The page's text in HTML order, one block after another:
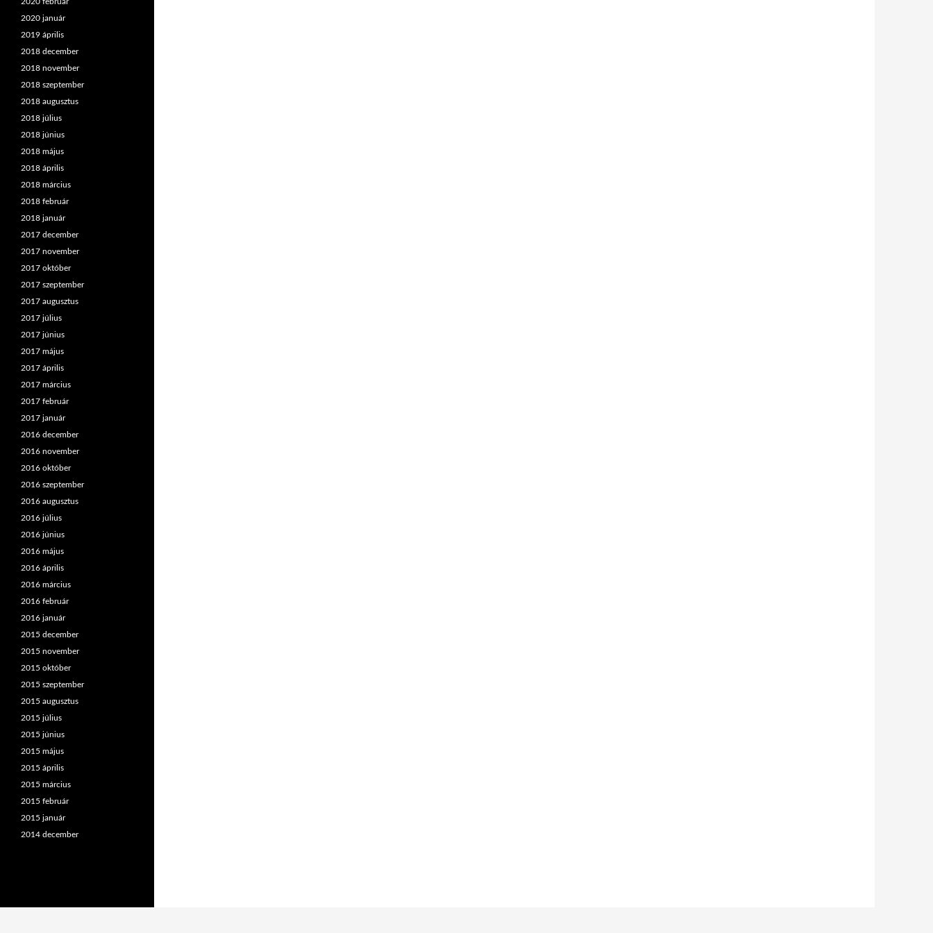
2020 január
2019 április
2018 december
2018 november
2018 szeptember
2018 augusztus
2018 július
2018 június
2018 május
2018 április
2018 március
2018 február
2018 január
2017 december
2017 november
2017 október
2017 szeptember
2017 augusztus
2017 július
2017 június
2017 május
2017 április
2017 március
2017 február
2017 január
2016 december
2016 november
2016 október
2016 szeptember
2016 augusztus
2016 július
2016 június
2016 május
2016 április
2016 március
2016 február
2016 január
2015 december
2015 november
2015 október
2015 szeptember
2015 augusztus
2015 július
2015 június
2015 május
2015 április
2015 március
2015 február
2015 január
2014 december